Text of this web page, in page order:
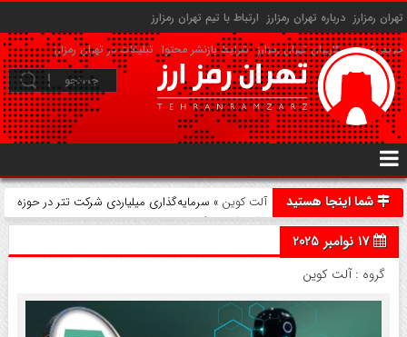
تهران رمزارز درباره تهران رمزارز ارتباط با تیم تهران رمزارز
حریم شخصی کاربران تهران رمزارز شرایط بازنشر محتوا تبلیغات در تهران رمزارز
شما اینجا هستید آلت کوین » سرمایه‌گذاری میلیاردی شرکت تتر در حوزه
ربات‌های هوش مصنوعی
17 نوامبر 2025
گروه :آلت کوین